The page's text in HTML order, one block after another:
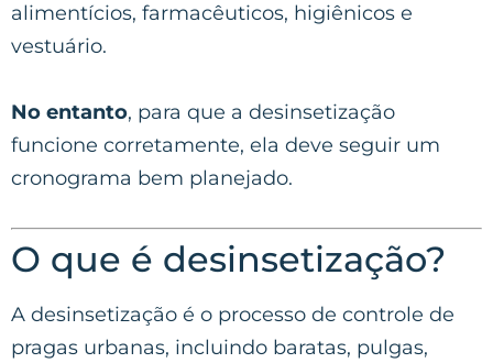
alimentícios, farmacêuticos, higiênicos e
vestuário.
No entanto, para que a desinsetização
funcione corretamente, ela deve seguir um
cronograma bem planejado.
O que é desinsetização?
A desinsetização é o processo de controle de
pragas urbanas, incluindo baratas, pulgas,